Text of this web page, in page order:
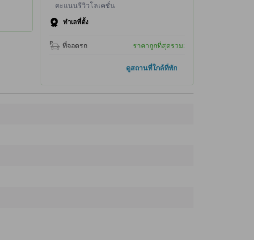
คะแนนรีวิวโลเคชั่น
ทำเลที่ตั้ง
ที่จอดรถ ราคาถูกที่สุดรวม:
ดูสถานที่ใกล้ที่พัก